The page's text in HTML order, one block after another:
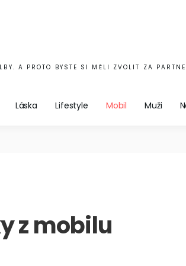
A PROTO BYSTE SI MĚLI ZVOLIT ZA
Láska Lifestyle Mobil Muži
z mobilu